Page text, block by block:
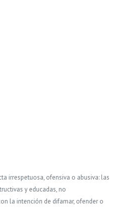
irrespetuosa, ofensiva o abusiva: las
y educadas, no
la intención de difamar, ofender o